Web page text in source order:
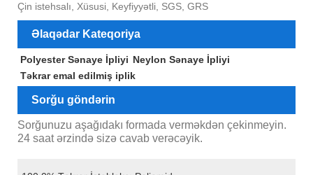
Çin istehsalı, Xüsusi, Keyfiyyətli, SGS, GRS
Əlaqədar Kateqoriya
Polyester Sənaye İpliyi Neylon Sənaye İpliyi
Təkrar emal edilmiş iplik
Sorğu göndərin
Sorğunuzu aşağıdakı formada verməkdən çekinmeyin.
24 saat ərzində sizə cavab verəcəyik.